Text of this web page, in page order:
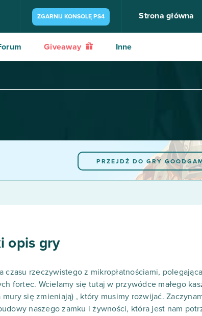
ZGARNIJ KONSOLĘ PS4 Strona główna
Giveaway Inne
PRZEJDŹ DO GRY
opis gry
rzeczywistego z mikropłatnościami,
fortec. Wcielamy się tutaj w przywódce małego
się zmieniają) , który musimy rozwijać.
naszego zamku i żywności, która jest nam